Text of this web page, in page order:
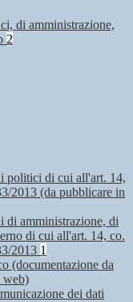
di amministrazione,
2
politici di cui all'art. 14,
2013 (da pubblicare in
di amministrazione, di
di cui all'art. 14, co.
2013 1
(documentazione da
web)
dei dati